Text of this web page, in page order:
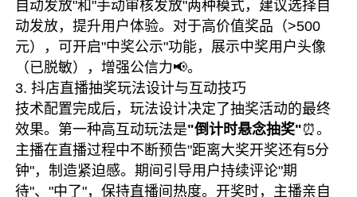
自动发放"和"手动审核发放"两种模式，建议选择自
动发放，提升用户体验。对于高价值奖品（>500
元），可开启"中奖公示"功能，展示中奖用户头像
（已脱敏），增强公信力📢。
3. 抖店直播抽奖玩法设计与互动技巧
技术配置完成后，玩法设计决定了抽奖活动的最终
效果。第一种高互动玩法是"倒计时悬念抽奖"⏰。
主播在直播过程中不断预告"距离大奖开奖还有5分
钟"，制造紧迫感。期间引导用户持续评论"期
待"、"中了"，保持直播间热度。开奖时，主播亲自